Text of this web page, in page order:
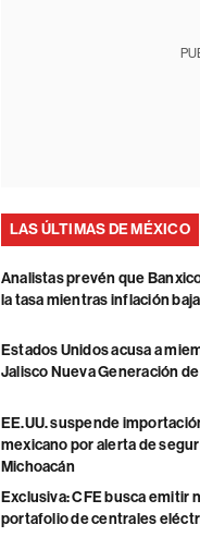
LAS ÚLTIMAS DE MÉXICO
Analistas prevén que
la tasa mientras inflación baja
Estados Unidos acusa a
Jalisco Nueva Generación
EE.UU. suspende
mexicano por alerta de
Michoacán
Exclusiva: CFE busca emitir
portafolio de centrales